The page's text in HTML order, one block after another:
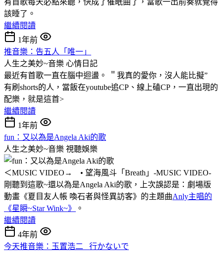
該睡了。
繼續閱讀
1年前
推音樂：告五人「唯一」
人生之美妙~音樂 心情日記
最近有首歌一直在腦中迴盪。 ＂我真的愛你，沒人能比擬”
有刷shorts的人，當飯在youtube追CP、線上磕CP，一直出現的
配樂，就是這首>
繼續閱讀
1年前
fun：又以為是Angela Aki的歌
人生之美妙~音樂 視聽娛樂
＜MUSIC VIDEO→ • 望海風斗「Breath」-MUSIC VIDEO-
剛聽到這歌~還以為是Angela Aki的歌，上次誤認是：劇場版
動畫《夏目友人帳 喚石者與怪異訪客》的主題曲Anly主唱的
《星瞬~Star Wink~》
。
繼續閱讀
4年前
今天推音樂：玉置浩二 _行かないで